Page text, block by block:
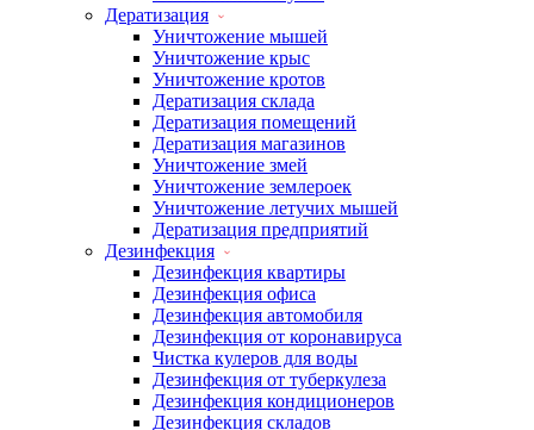
Дератизация
Уничтожение мышей
Уничтожение крыс
Уничтожение кротов
Дератизация склада
Дератизация помещений
Дератизация магазинов
Уничтожение змей
Уничтожение землероек
Уничтожение летучих мышей
Дератизация предприятий
Дезинфекция
Дезинфекция квартиры
Дезинфекция офиса
Дезинфекция автомобиля
Дезинфекция от коронавируса
Чистка кулеров для воды
Дезинфекция от туберкулеза
Дезинфекция кондиционеров
Дезинфекция складов